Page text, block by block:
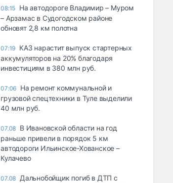
08:15 На автодороге Владимир – Муром
– Арзамас в Судогодском районе
обновят 2,8 км полотна
07:19 КАЗ нарастит выпуск стартерных
аккумуляторов на 20% благодаря
инвестициям в 380 млн руб.
07:06 На ремонт коммунальной и
грузовой спецтехники в Туле выделили
40 млн руб.
07.08 В Ивановской области на год
раньше привели в порядок 5 км
автодороги Ильинское-Хованское –
Кулачево
07.08 Дальнобойщик погиб в ДТП с